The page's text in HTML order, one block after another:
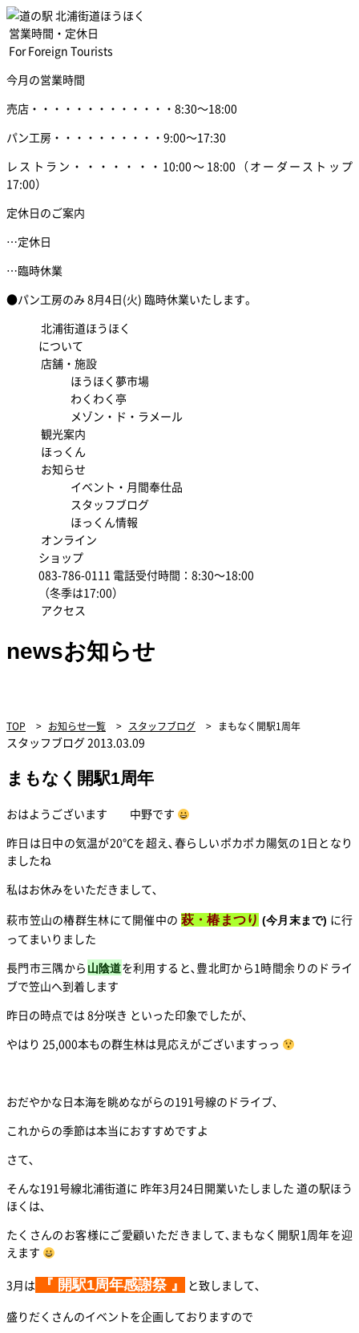
営業時間・定休日
For Foreign Tourists
今月の営業時間
売店 ・・・・・・・・・・・・・ 8:30～18:00
パン工房 ・・・・・・・・・・ 9:00～17:30
レストラン ・・・・・・・ 10:00～18:00 （オーダーストップ
17:00）
定休日のご案内
…定休日
…臨時休業
●パン工房のみ 8月4日(火) 臨時休業いたします。
北浦街道ほうほく
について
店舗・施設
ほうほく夢市場
わくわく亭
メゾン・ド・ラメール
観光案内
ほっくん
お知らせ
イベント・月間奉仕品
スタッフブログ
ほっくん情報
オンライン
ショップ
083-786-0111 電話受付時間：8:30～18:00
（冬季は17:00）
アクセス
newsお知らせ
TOP > お知らせ一覧 > スタッフブログ > まもなく開駅1周年
スタッフブログ2013.03.09
まもなく開駅1周年
おはようございます 中野です
昨日は日中の気温が20℃を超え､春らしいポカポカ陽気の1日となり
ましたね
私はお休みをいただきまして､
萩市笠山の椿群生林にて開催中の 萩・椿まつり (今月末まで) に行
ってまいりました
長門市三隅から 山陰道を利用すると､豊北町から1時間余りのドライ
ブで笠山へ到着します
昨日の時点では 8分咲き といった印象でしたが､
やはり 25,000本もの群生林は見応えがございますっっ
おだやかな日本海を眺めながらの191号線のドライブ､
これからの季節は本当におすすめですよ
さて､
そんな191号線北浦街道に 昨年3月24日開業いたしました 道の駅ほう
ほくは､
たくさんのお客様にご愛顧いただきまして､まもなく開駅1周年を迎
えます
3月は 『 開駅1周年感謝祭 』
と致しまして､
盛りだくさんのイベントを企画しておりますので